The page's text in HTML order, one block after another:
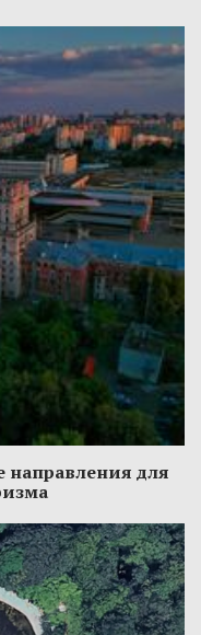
для